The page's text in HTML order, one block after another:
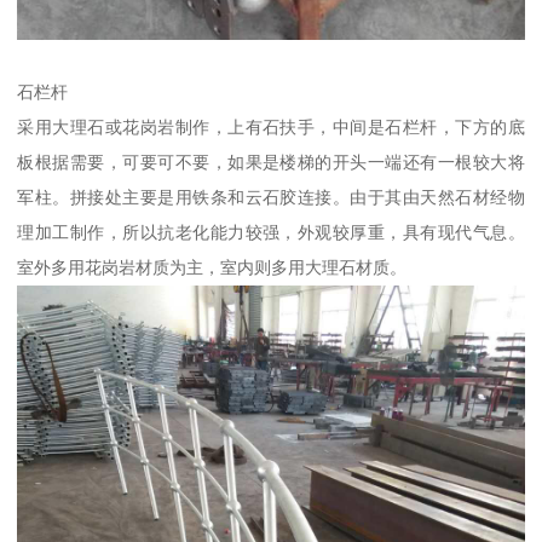
石栏杆
采用大理石或花岗岩制作，上有石扶手，中间是石栏杆，下方的底
板根据需要，可要可不要，如果是楼梯的开头一端还有一根较大将
军柱。拼接处主要是用铁条和云石胶连接。由于其由天然石材经物
理加工制作，所以抗老化能力较强，外观较厚重，具有现代气息。
室外多用花岗岩材质为主，室内则多用大理石材质。